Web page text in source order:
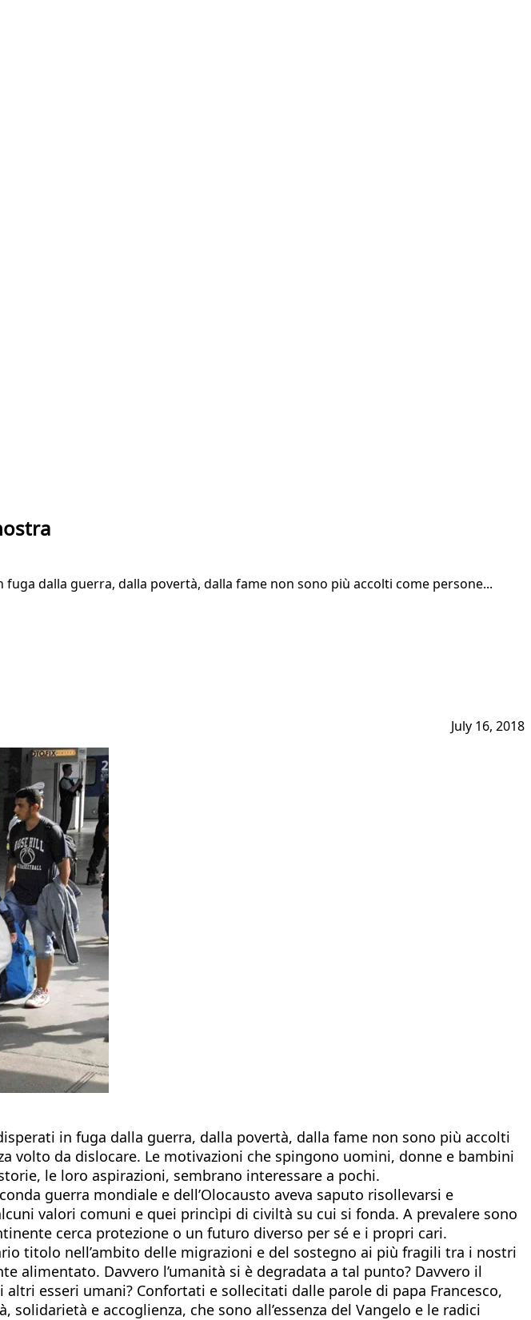
dalla guerra, dalla povertà, dalla fame non sono più accolti come persone...
July 16, 2018
in fuga dalla guerra, dalla povertà, dalla fame non sono più accolti
volto da dislocare. Le motivazioni che spingono uomini, donne e bambini
le loro aspirazioni, sembrano interessare a pochi.
guerra mondiale e dell’Olocausto aveva saputo risollevarsi e
valori comuni e quei princìpi di civiltà su cui si fonda. A prevalere sono
cerca protezione o un futuro diverso per sé e i propri cari.
titolo nell’ambito delle migrazioni e del sostegno ai più fragili tra i nostri
alimentato. Davvero l’umanità si è degradata a tal punto? Davvero il
esseri umani? Confortati e sollecitati dalle parole di papa Francesco,
e accoglienza, che sono all’essenza del Vangelo e le radici